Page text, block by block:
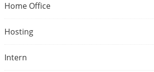
Home Office
Hosting
Intern